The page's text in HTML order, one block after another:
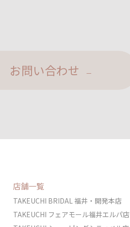
お問い合わせ
店舗一覧
TAKEUCHI BRIDAL 福井・開発本店
TAKEUCHI フェアモール福井エルパ店